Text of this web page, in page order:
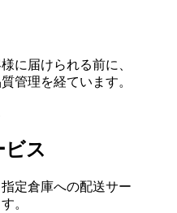
に届けられる前に、
管理を経ています。
ビス
定倉庫への配送サー
。